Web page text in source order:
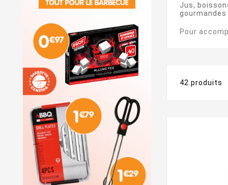
Jus,
Pour
42 produits